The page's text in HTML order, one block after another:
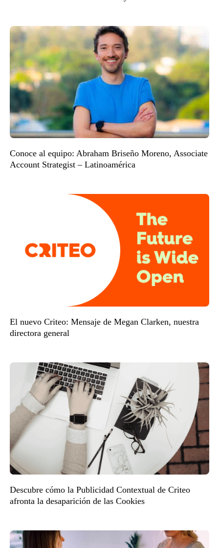
Conoce al equipo: Abraham Briseño Moreno, Associate
Account Strategist – Latinoamérica
El nuevo Criteo: Mensaje de Megan Clarken, nuestra
directora general
Descubre cómo la Publicidad Contextual de Criteo
afronta la desaparición de las Cookies